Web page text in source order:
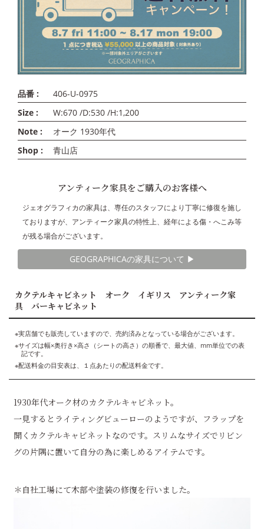
品番 :
406-U-0975
Size :
W:670 /D:530 /H:1,200
Note :
オーク 1930年代
Shop :
青山店
アンティーク家具をご購入のお客様へ
ジェオグラフィカの家具は、専任のスタッフにより丁寧に修復を施し
ておりますが、アンティーク家具の特性上、経年による傷・へこみ等
が残る場合がございます。
GEOGRAPHICAの家具について ▶︎
カクテルキャビネット オーク イギリス アンティーク家
具 バーキャビネット
※実店舗でも販売していますので、売約済みとなっている場合がございます。
※サイズは幅×奥行き×高さ（シートの高さ）の順番で、最大値、mm単位での表
記です。
※配送料金の目安表は、１点あたりの配送料金です。
1930年代オーク材のカクテルキャビネット。
一見するとライティングビューローのようですが、フラップを
開くカクテルキャビネットなのです。スリムなサイズでリビン
グの片隅に置いて自分の為に楽しめるアイテムです。
＊自社工場にて木部や塗装の修復を行いました。